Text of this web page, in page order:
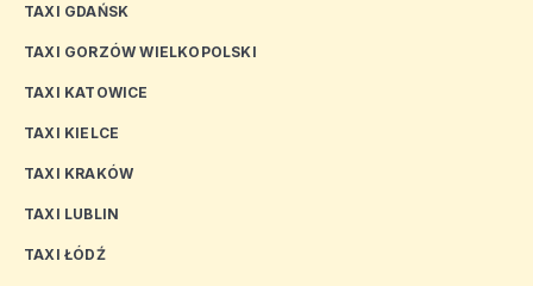
TAXI GDAŃSK
TAXI GORZÓW WIELKOPOLSKI
TAXI KATOWICE
TAXI KIELCE
TAXI KRAKÓW
TAXI LUBLIN
TAXI ŁÓDŹ